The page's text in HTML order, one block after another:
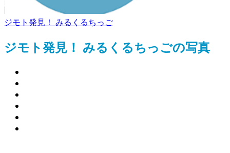
ジモト発見！ みるくるちっご
ジモト発見！ みるくるちっごの写真